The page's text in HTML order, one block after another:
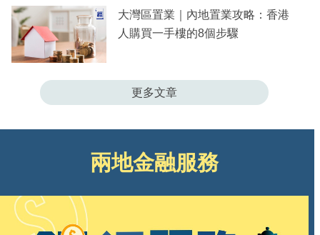
大灣區置業｜內地置業攻略：香港
人購買一手樓的8個步驟
更多文章
兩地金融服務